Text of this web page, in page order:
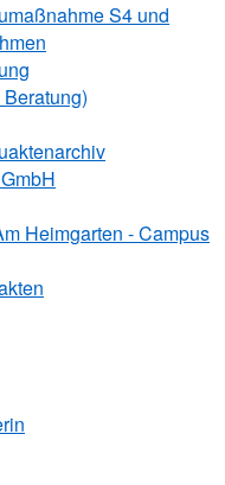
S4 und
Heimgarten - Campus